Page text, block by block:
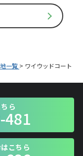
一覧 > ワイウッドコート
ら
481
こちら